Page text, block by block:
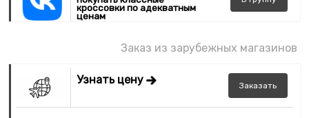
кроссовки по адекватным
ценам
Заказ из зарубежных магазинов
Узнать цену Заказать